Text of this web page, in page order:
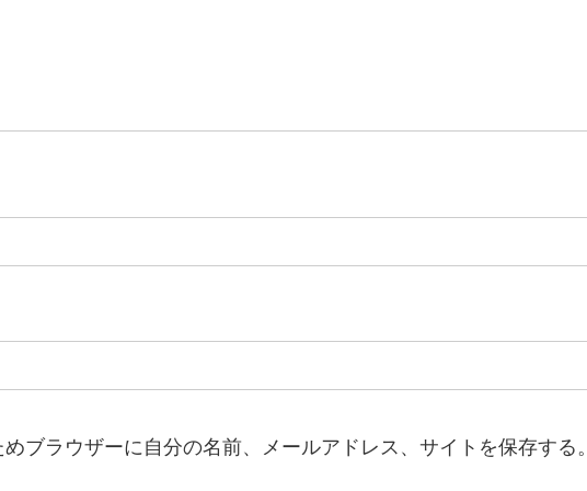
ブラウザーに自分の名前、メールアドレス、サイトを保存する。